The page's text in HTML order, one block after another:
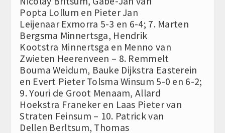
Popta Lollum en Pieter Jan
Leijenaar Exmorra 5-3 en 6-4; 7. Marten
Bergsma Minnertsga, Hendrik
Kootstra Minnertsga en Menno van
Zwieten Heerenveen – 8. Remmelt
Bouma Weidum, Bauke Dijkstra Easterein
en Evert Pieter Tolsma Winsum 5-0 en 6-2;
9. Youri de Groot Menaam, Allard
Hoekstra Franeker en Laas Pieter van
Straten Feinsum – 10. Patrick van
Dellen Berltsum, Thomas